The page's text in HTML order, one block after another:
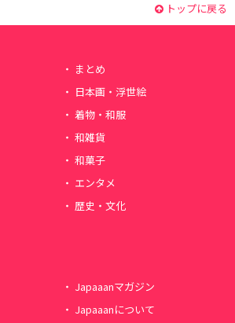
トップに戻る
まとめ
日本画・浮世絵
着物・和服
和雑貨
和菓子
エンタメ
歴史・文化
Japaaanマガジン
Japaaanについて